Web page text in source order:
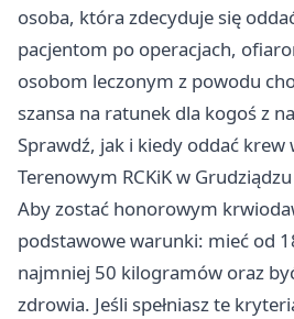
osoba, która zdecyduje się
pacjentom po operacjach,
osobom leczonym z powodu
szansa na ratunek dla kogoś z
Sprawdź, jak i kiedy oddać krew
Terenowym RCKiK w Grudziądzu
Aby zostać honorowym
podstawowe warunki: mieć od
najmniej 50 kilogramów oraz
zdrowia. Jeśli spełniasz te